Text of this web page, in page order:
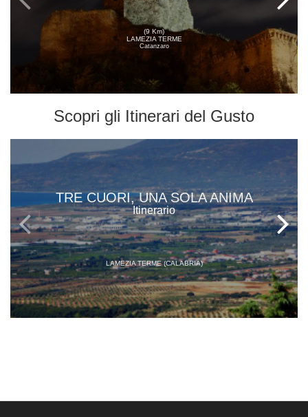
(9 Km)
LAMEZIA TERME
Catanzaro
Scopri gli Itinerari del Gusto
TRE CUORI, UNA SOLA ANIMA
Itinerario
LAMEZIA TERME (CALABRIA)